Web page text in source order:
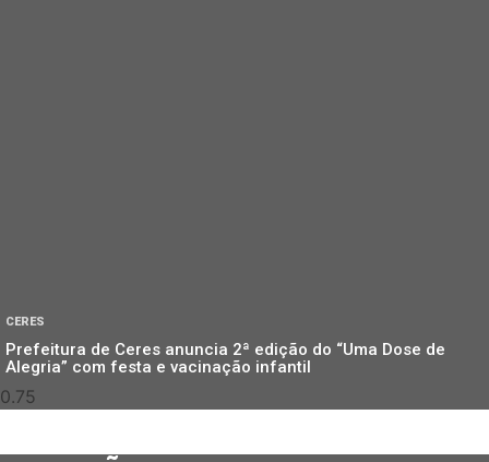
CERES
Prefeitura de Ceres anuncia 2ª edição do “Uma Dose de
Alegria” com festa e vacinação infantil